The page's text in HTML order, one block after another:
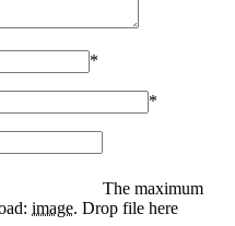
*
*
The maximum
image. Drop file here